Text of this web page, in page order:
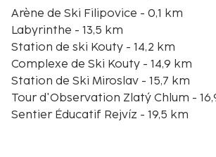
Arène de Ski Filipovice - 0,1 km
Labyrinthe - 13,5 km
Station de ski Kouty - 14,2 km
Complexe de Ski Kouty - 14,9 km
Station de Ski Miroslav - 15,7 km
Tour d'Observation Zlatý Chlum -
Sentier Éducatif Rejvíz - 19,5 km